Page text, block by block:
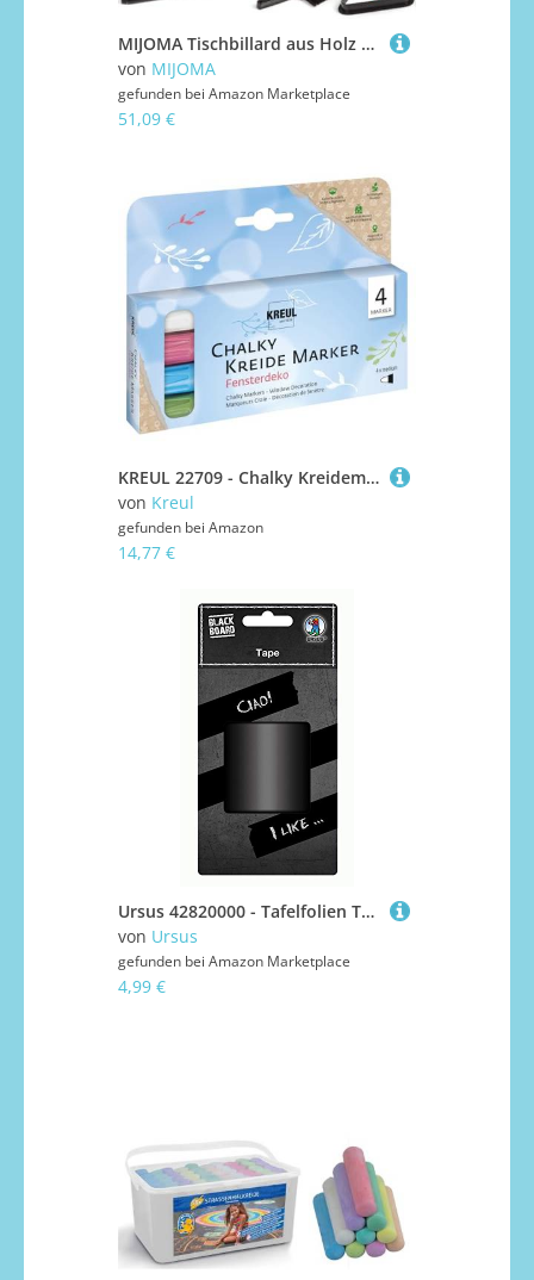
MIJOMA Tischbillard aus Holz – Mini Billardtisch 51x31 cm mit 2 Queues, 16 Kugeln, Triangel & Kreide – Kompaktes Tisch-Billardspiel für Kinder & Erwachsene
von MIJOMA
gefunden bei Amazon Marketplace
51,09 €
KREUL 22709 - Chalky Kreidemarker Fensterdeko, 4 Stifte, medium, matt, deckend, lichtecht, schnelltrocknend, Set mit non-permanenten Chalky Kreidemarker zum Bemalen & Beschreiben von Fensterscheiben
von Kreul
gefunden bei Amazon
14,77 €
Ursus 42820000 - Tafelfolien Tape, matt schwarz, ca. 50 mm x 5 m, selbstklebend, abwaschbar, beschreibbar mit Kreide, Speckstein und Buntstiften, ideal um Gläser und Geschenke zu beschritften
von Ursus
gefunden bei Amazon Marketplace
4,99 €